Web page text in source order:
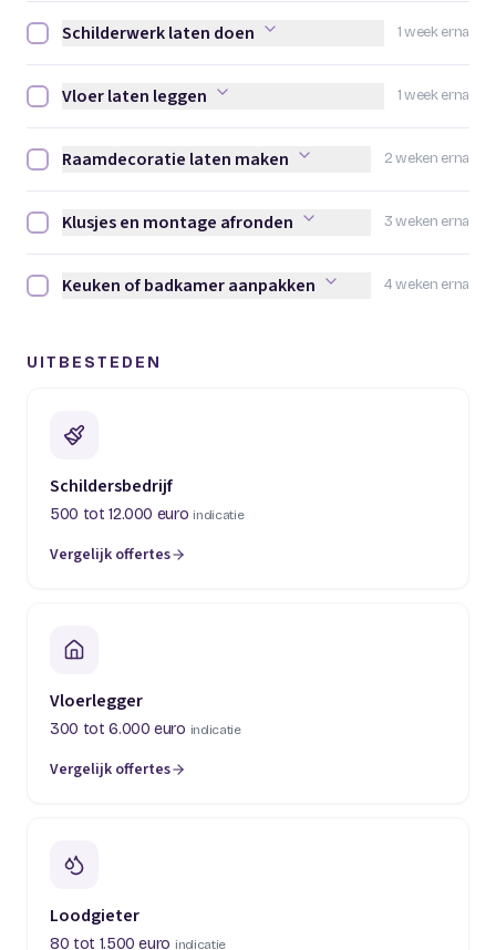
1 week erna
Schilderwerk laten doen afvinken
Schilderwerk laten doen
1 week erna
Vloer laten leggen afvinken
Vloer laten leggen
2 weken erna
Raamdecoratie laten maken afvinken
Raamdecoratie laten maken
3 weken erna
Klusjes en montage afronden afvinken
Klusjes en montage afronden
4 weken erna
Keuken of badkamer aanpakken afvinken
Keuken of badkamer aanpakken
UITBESTEDEN
Schildersbedrijf
500 tot 12.000 euro indicatie
Vergelijk offertes
(opent in een nieuw tabblad)
Vloerlegger
300 tot 6.000 euro indicatie
Vergelijk offertes
(opent in een nieuw tabblad)
Loodgieter
80 tot 1.500 euro indicatie